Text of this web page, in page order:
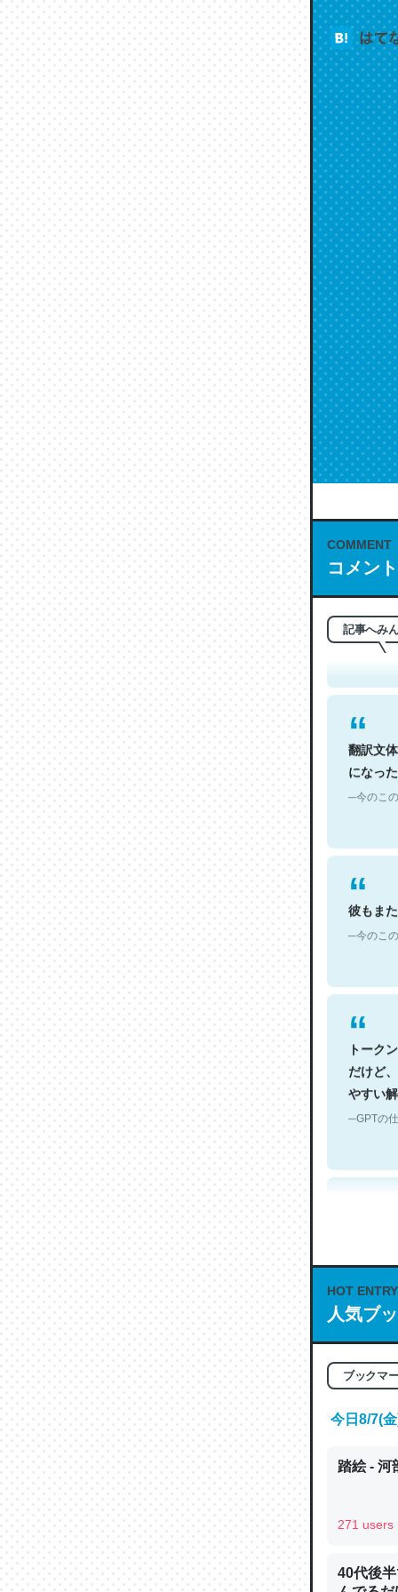
COMMENT
コメン
記事へみ
これは
もお勧
─今のこ
翻訳文
になった
─今のこ
彼もま
─今のこ
トーク
だけど
やすい
─GPTの
これは
やすく
の600分
HOT ENTRY
人気ブ
ブックマ
今日8/7(
踏絵 - 河
271 users
40代後